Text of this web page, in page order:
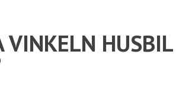
VINKELN HUSBIL